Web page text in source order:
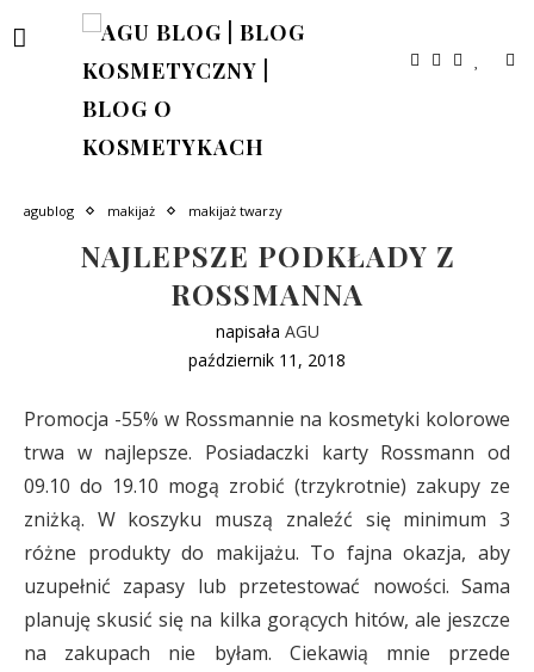
agublog makijaż makijaż twarzy
NAJLEPSZE PODKŁADY Z
ROSSMANNA
napisała AGU
październik 11, 2018
Promocja -55% w Rossmannie na kosmetyki kolorowe
trwa w najlepsze. Posiadaczki karty Rossmann od
09.10 do 19.10 mogą zrobić (trzykrotnie) zakupy ze
zniżką. W koszyku muszą znaleźć się minimum 3
różne produkty do makijażu. To fajna okazja, aby
uzupełnić zapasy lub przetestować nowości. Sama
planuję skusić się na kilka gorących hitów, ale jeszcze
na zakupach nie byłam. Ciekawią mnie przede